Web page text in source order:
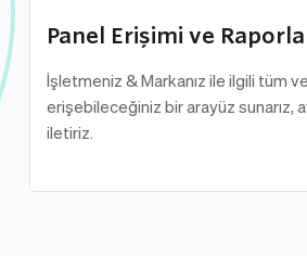
Panel Erişimi ve
İşletmeniz & Markanız ile ilgili tüm
erişebileceğiniz bir arayüz sunarız,
iletiriz.